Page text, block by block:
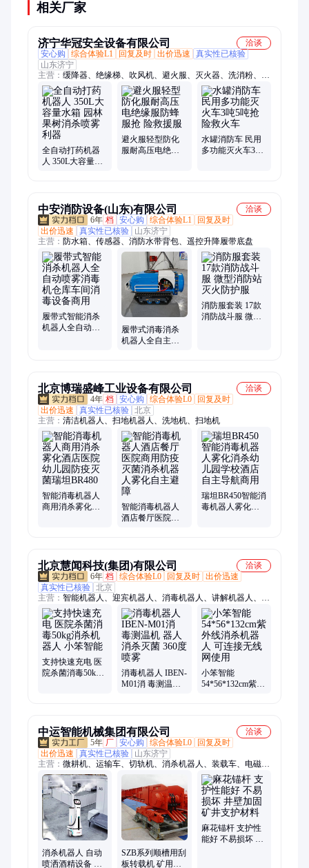
相关厂家
济宁华冠安全设备有限公司
洽谈
安心购
综合体验L1 回复及时 出价迅速
真实性已核验
山东济宁
主营： 缓降器、绝缘梯、吹风机、避火服、灭火器、洗消粉、挡
水板、方位灯、安全带、交底箱、消火栓、防暴头盔、喷雾水
枪、防汛沙袋、干式喷头、灌溉水带、保安器材、防身手套、破
拆工具、救援工具、灭火设备、应急水桶、防护手套、排烟风
机、不锈钢沙箱
全自动打药机器
人 350L大容量水
避火服轻型防化
服耐高压电绝缘
水罐消防车 民用
多功能灭火车3吨
中安消防设备(山东)有限公司
洽谈
6年 档 安心购 综合体验L1
回复及时
出价迅速
真实性已核验
山东济宁
主营： 防水箱、传感器、消防水带背包、遥控升降履带底盘
履带式智能消杀
机器人全自动喷
履带式消毒消杀
机器人全自主导
消防服套装 17款
消防战斗服 微型
北京博瑞盛峰工业设备有限公司
洽谈
4年 档 安心购 综合体验L0
回复及时
出价迅速
真实性已核验 北京
主营： 清洁机器人、扫地机器人、洗地机、扫地机
智能消毒机器人
商用消杀雾化酒
智能消毒机器人
酒店餐厅医院商
瑞坦BR450智能消
毒机器人雾化消
北京慧闻科技(集团)有限公司
洽谈
6年 档 综合体验L0 回复及时 出价迅速
真实性已核验 北京
主营： 智能机器人、迎宾机器人、消毒机器人、讲解机器人、展
厅机器人、酒店机器人、晨检机器人、接待机器人、服务机器人
支持快速充电 医
院杀菌消毒50kg
消毒机器人 IBEN-
M01消 毒测温机
小笨智能
54*56*132cm紫外
中运智能机械集团有限公司
洽谈
5年 厂 安心购 综合体验L0
回复及时
出价迅速
真实性已核验
山东济宁
主营： 微耕机、运输车、切轨机、消杀机器人、装载车、电磁
仪、耙斗机、小挖机、平板车、挖掘机、挖沟机、起道机、卸货
机、金属顶梁、运输工具、926装载机、矿用锚具、弓形支架、
履带总成、棘轮扳手、支护器材、驱动电源、木制枕木、实心轮
胎、平板拖车、橡胶履带
消杀机器人 自动
喷洒酒精设备 消
SZB系列顺槽用刮
板转载机 矿用倾
麻花锚杆 支护性
能好 不易损坏 井